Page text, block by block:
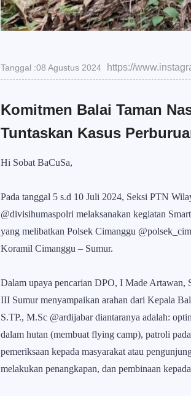
Tanggal :08 Agustus 2024 https://
Komitmen Balai Taman
Tuntaskan Kasus
Hi Sobat BaCuSa,
Pada tanggal 5 s.d 10 Juli 2024, Seksi PTN
@divisihumaspolri melaksanakan kegiatan
yang melibatkan Polsek Cimanggu
Koramil Cimanggu – Sumur.
Dalam upaya pencarian DPO, I Made
III Sumur menyampaikan arahan dari Kepala
S.TP., M.Sc @ardijabar diantaranya adalah:
dalam hutan (membuat flying camp), patroli
pemeriksaan kepada masyarakat atau
melakukan penangkapan, dan pembinaan